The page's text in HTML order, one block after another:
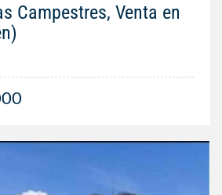
Campestres, Venta en